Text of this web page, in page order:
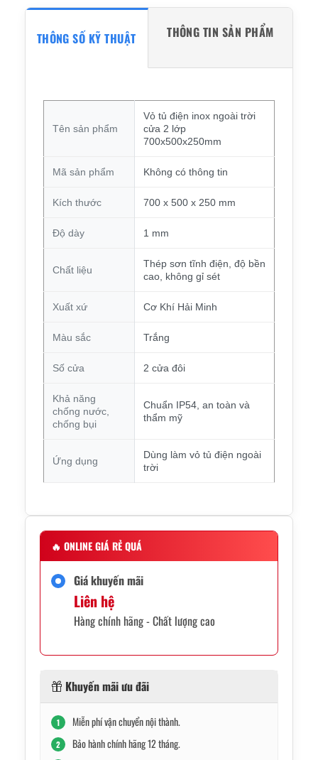
THÔNG SỐ KỸ THUẬT THÔNG TIN SẢN PHẨM
Tên sản phẩm
Vỏ tủ điện inox ngoài trời
cửa 2 lớp
700x500x250mm
Mã sản phẩm Không có thông tin
Kích thước 700 x 500 x 250 mm
Độ dày 1 mm
Chất liệu
Thép sơn tĩnh điện, độ bền
cao, không gỉ sét
Xuất xứ Cơ Khí Hải Minh
Màu sắc Trắng
Số cửa 2 cửa đôi
Khả năng
chống nước,
chống bụi
Chuẩn IP54, an toàn và
thẩm mỹ
Ứng dụng
Dùng làm vỏ tủ điện ngoài
trời
🔥 ONLINE GIÁ RẺ QUÁ
Giá khuyến mãi
Liên hệ
Hàng chính hãng - Chất lượng cao
Khuyến mãi ưu đãi
1 Miễn phí vận chuyển nội thành.
2
Bảo hành chính hãng 12 tháng.